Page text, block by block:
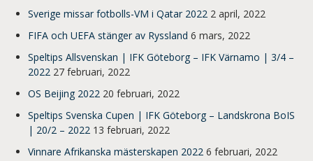
Sverige missar fotbolls-VM i Qatar 2022 2 april, 2022
FIFA och UEFA stänger av Ryssland 6 mars, 2022
Speltips Allsvenskan | IFK Göteborg – IFK Värnamo | 3/4 –
2022 27 februari, 2022
OS Beijing 2022 20 februari, 2022
Speltips Svenska Cupen | IFK Göteborg – Landskrona BoIS
| 20/2 – 2022 13 februari, 2022
Vinnare Afrikanska mästerskapen 2022 6 februari, 2022